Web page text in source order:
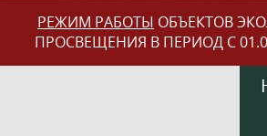
РЕЖИМ РАБОТЫ ОБЪЕКТОВ
ПРОСВЕЩЕНИЯ В ПЕРИОД С